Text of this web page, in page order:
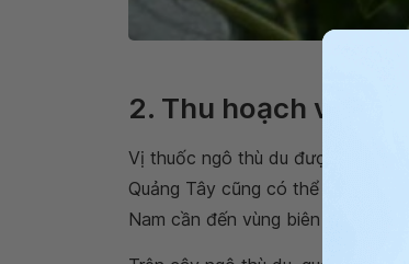
2. Thu hoạch và
Vị thuốc ngô thù du được tìm thấy
Quảng Tây cũng có thể tìm thấy
Nam cần đến vùng biên giới phía